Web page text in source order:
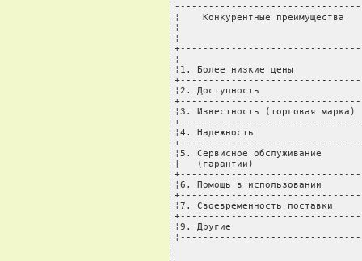
¦    Конкурентные
¦
¦
¦
¦1. Более низкие цены
¦2. Доступность
¦3. Известность
¦4. Надежность
¦5. Сервисное
¦   (гарантии)
¦6. Помощь в
¦7. Своевременность
¦9. Другие